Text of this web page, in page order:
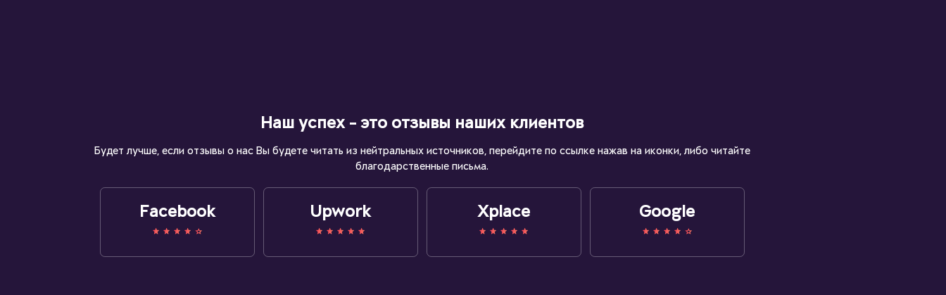
Наш успех - это отзывы наших клиентов
Будет лучше, если отзывы о нас Вы будете читать из нейтральных источников, перейдите по ссылке нажав на иконки, либо читайте
благодарственные письма.
Facebook Upwork Xplace Google